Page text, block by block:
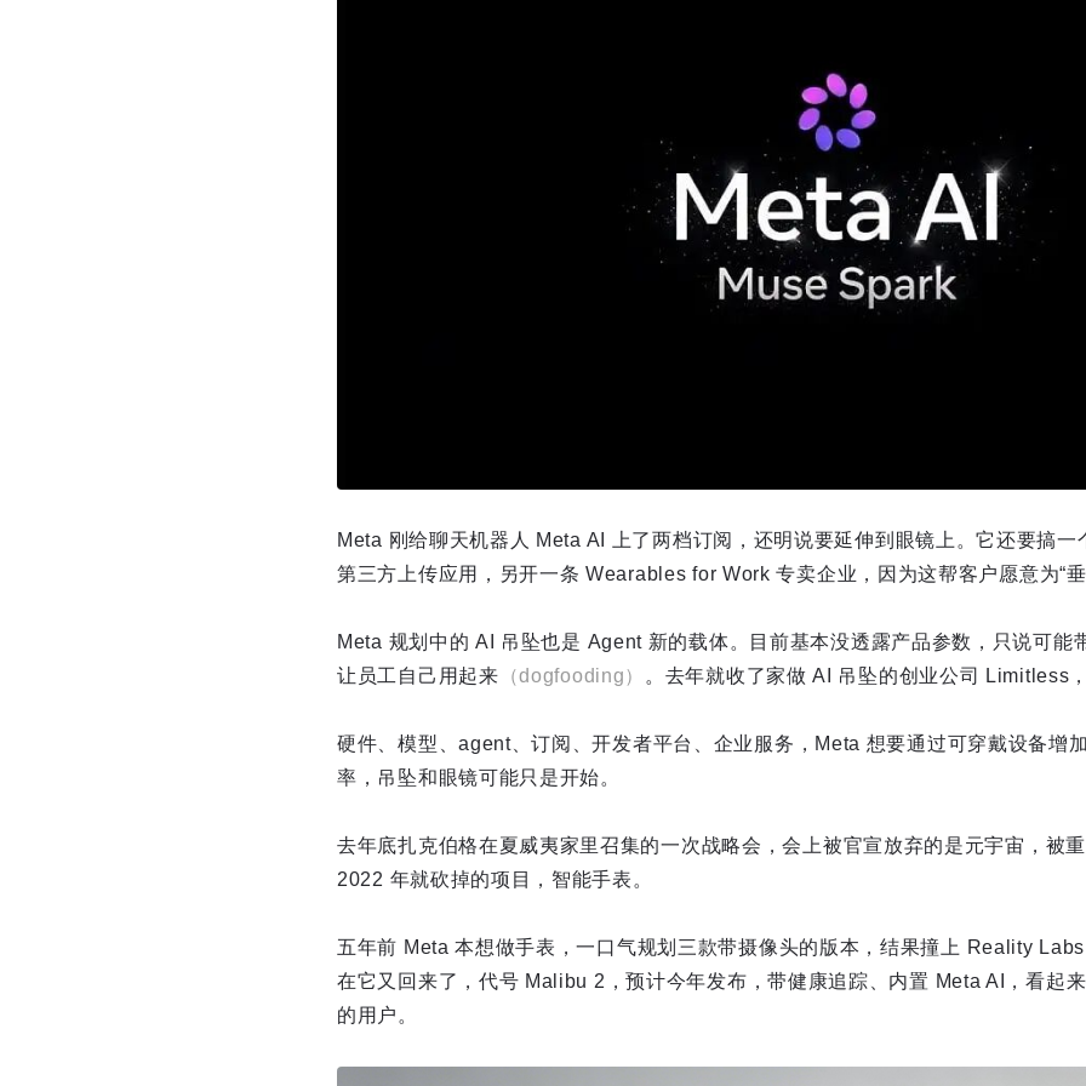
Meta 刚给聊天机器人 Meta AI 上了两档订阅，还明说要延伸到眼镜上。它还要搞一
第三方上传应用，另开一条 Wearables for Work 专卖企业，因为这帮客户愿意为“垂
Meta 规划中的 AI 吊坠也是 Agent 新的载体。目前基本没透露产品参数，只说可能
让员工自己用起来 （dogfooding） 。去年就收了家做 AI 吊坠的创业公司 Limitless
硬件、模型、agent、订阅、开发者平台、企业服务，Meta 想要通过可穿戴设备增
率，吊坠和眼镜可能只是开始。
去年底扎克伯格在夏威夷家里召集的一次战略会，会上被官宣放弃的是元宇宙，被
2022 年就砍掉的项目，智能手表。
五年前 Meta 本想做手表，一口气规划三款带摄像头的版本，结果撞上 Reality
在它又回来了，代号 Malibu 2，预计今年发布，带健康追踪、内置 Meta AI，看起
的用户。